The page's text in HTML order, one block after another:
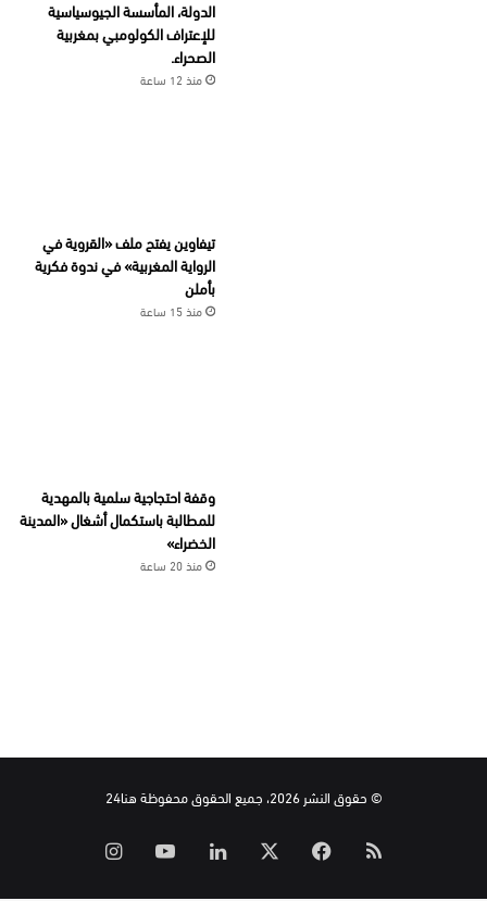
الدولة، المأسسة الجيوسياسية
للإعتراف الكولومبي بمغربية
الصحراء.
منذ 12 ساعة
تيفاوين يفتح ملف «القروية في
الرواية المغربية» في ندوة فكرية
بأملن
منذ 15 ساعة
وقفة احتجاجية سلمية بالمهدية
للمطالبة باستكمال أشغال «المدينة
الخضراء»
منذ 20 ساعة
© حقوق النشر 2026، جميع الحقوق محفوظة هنا24
ملخص
فيسبوك لينكدإن ‫YouTube